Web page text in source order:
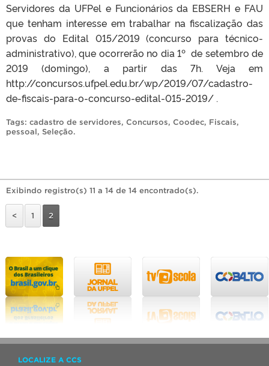
Servidores da UFPel e Funcionários da EBSERH e FAU
que tenham interesse em trabalhar na fiscalização das
provas do Edital 015/2019 (concurso para técnico-
administrativo), que ocorrerão no dia 1º de setembro de
2019 (domingo), a partir das 7h. Veja em
http://concursos.ufpel.edu.br/wp/2019/07/cadastro-
de-fiscais-para-o-concurso-edital-015-2019/ .
Tags: cadastro de servidores, Concursos, Coodec, Fiscais,
pessoal, Seleção.
Exibindo registro(s) 11 a 14 de 14 encontrado(s).
< 1 2
LOCALIZE A CCS